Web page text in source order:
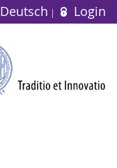
Deutsch Login